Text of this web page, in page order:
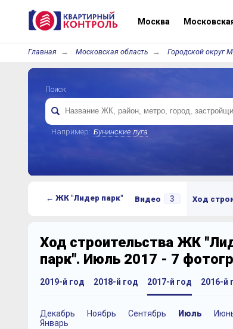
Москва
Главная Московская область Городской округ
Поиск
Например: Бунинские луга
← ЖК "Лидер парк" Видео 3 Ход
Ход строительства ЖК
парк". Июль 2017 - 7
2019-й год 2018-й год 2017-й год
Декабрь Ноябрь Сентябрь Июль
Январь
2016-й